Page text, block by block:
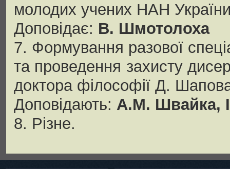
молодих учених НАН
Доповідає: В. Шмотолоха
7. Формування разової
та проведення захисту
доктора філософії Д.
Доповідають: А.М. Швайка,
8. Різне.